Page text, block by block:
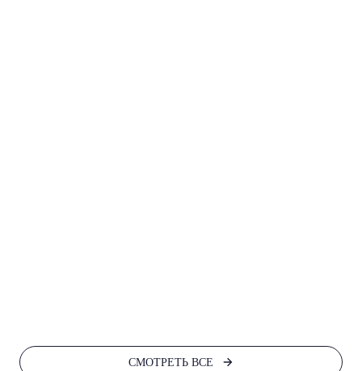
СМОТРЕТЬ ВСЕ